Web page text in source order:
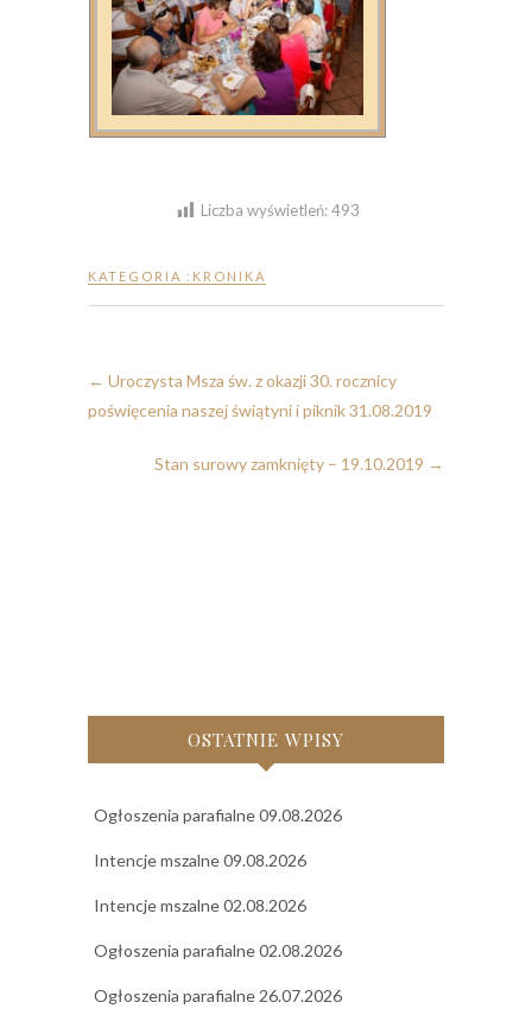
Liczba wyświetleń: 493
KATEGORIA : KRONIKA
← Uroczysta Msza św. z okazji 30. rocznicy
poświęcenia naszej świątyni i piknik 31.08.2019
Stan surowy zamknięty – 19.10.2019 →
OSTATNIE WPISY
Ogłoszenia parafialne 09.08.2026
Intencje mszalne 09.08.2026
Intencje mszalne 02.08.2026
Ogłoszenia parafialne 02.08.2026
Ogłoszenia parafialne 26.07.2026